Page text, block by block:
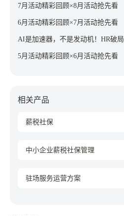
7月活动精彩回顾×8月活动抢先看
6月活动精彩回顾×7月活动抢先看
AI是加速器，不是发动机！HR破
5月活动精彩回顾×6月活动抢先看
相关产品
薪税社保
中小企业薪税社保管理
驻场服务运营方案